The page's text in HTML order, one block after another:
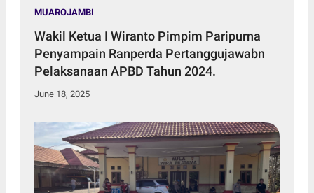
MUAROJAMBI
Wakil Ketua I Wiranto Pimpim Paripurna
Penyampain Ranperda Pertanggujawabn
Pelaksanaan APBD Tahun 2024.
June 18, 2025